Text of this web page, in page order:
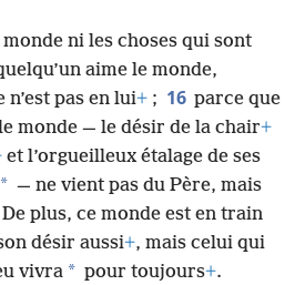
monde ni les choses qui sont
aime le monde,
pas en lui+ ; 16 parce que
monde — le désir de la chair+
et l’orgueilleux étalage de ses
* — ne vient pas du Père, mais
De plus, ce monde est en train
désir aussi+, mais celui qui
vivra * pour toujours+.